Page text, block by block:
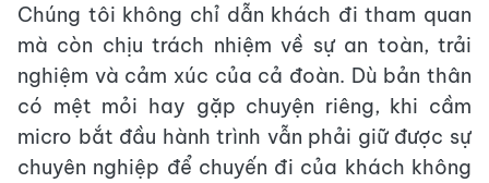
Chúng tôi không chỉ dẫn khách đi tham quan
mà còn chịu trách nhiệm về sự an toàn, trải
nghiệm và cảm xúc của cả đoàn. Dù bản thân
có mệt mỏi hay gặp chuyện riêng, khi cầm
micro bắt đầu hành trình vẫn phải giữ được sự
chuyên nghiệp để chuyến đi của khách không